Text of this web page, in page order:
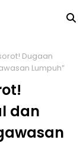
Dugaan
Lumpuh”
dan